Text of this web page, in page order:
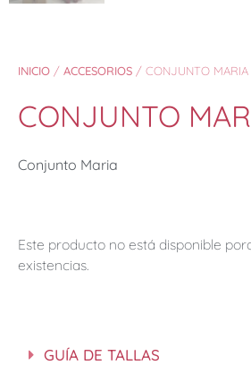
INICIO / ACCESORIOS / CONJUNTO MARIA
CONJUNTO
Conjunto Maria
Este producto no está disponible
existencias.
GUÍA DE TALLAS